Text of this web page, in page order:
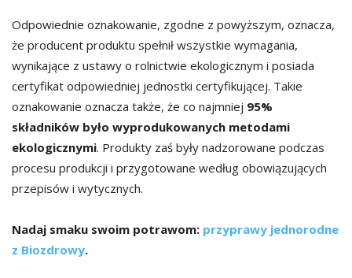
Odpowiednie oznakowanie, zgodne z powyższym, oznacza,
że producent produktu spełnił wszystkie wymagania,
wynikające z ustawy o rolnictwie ekologicznym i posiada
certyfikat odpowiedniej jednostki certyfikującej. Takie
oznakowanie oznacza także, że co najmniej 95%
składników było wyprodukowanych metodami
ekologicznymi. Produkty zaś były nadzorowane podczas
procesu produkcji i przygotowane według obowiązujących
przepisów i wytycznych.
Nadaj smaku swoim potrawom: przyprawy jednorodne
z Biozdrowy.